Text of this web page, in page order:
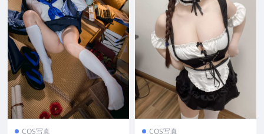
COS写真 COS写真